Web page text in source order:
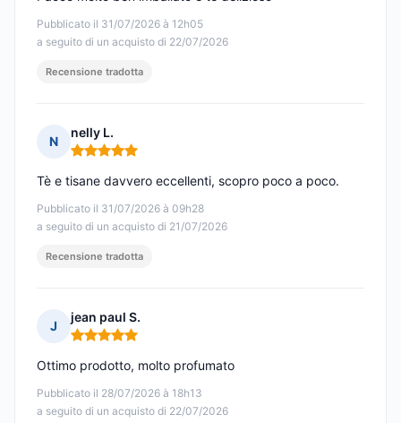
Pubblicato il 31/07/2026 à 12h05
a seguito di un acquisto di 22/07/2026
Recensione tradotta
N
nelly L.
Nota: 5 su 5
Pubblicato il 31/07/2026 à 09h28
a seguito di un acquisto di 21/07/2026
Tè e tisane davvero eccellenti, scopro poco a poco.
Recensione tradotta
J
jean paul S.
Nota: 5 su 5
Pubblicato il 28/07/2026 à 18h13
a seguito di un acquisto di 22/07/2026
Ottimo prodotto, molto profumato